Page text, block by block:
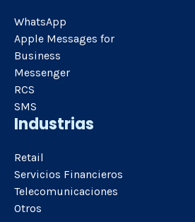
WhatsApp
Apple Messages for
Business
Messenger
RCS
SMS
Industrias
Retail
Servicios Financieros
Telecomunicaciones
Otros